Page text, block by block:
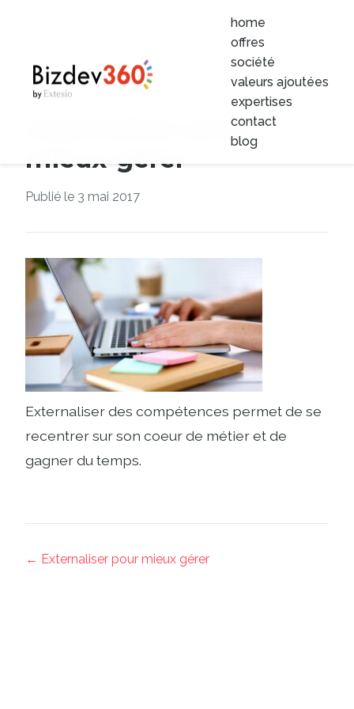
home
offres
société
valeurs ajoutées
expertises
contact
blog
externaliser-pour-
mieux-gerer
Publié le 3 mai 2017
Externaliser des compétences permet de se
recentrer sur son coeur de métier et de
gagner du temps.
← Externaliser pour mieux gérer